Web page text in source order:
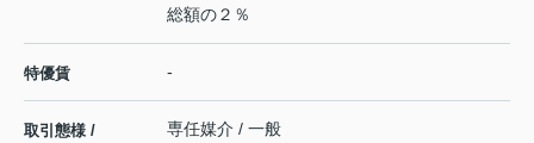
総額の２％
特優賃 -
取引態様 /
専任媒介 / 一般